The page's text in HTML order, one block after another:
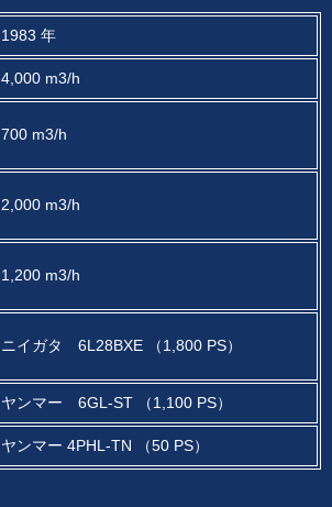
1983 年
4,000 m3/h
700 m3/h
2,000 m3/h
1,200 m3/h
ニイガタ 6L28BXE （1,800 PS）
ヤンマー 6GL-ST （1,100 PS）
ヤンマー 4PHL-TN （50 PS）